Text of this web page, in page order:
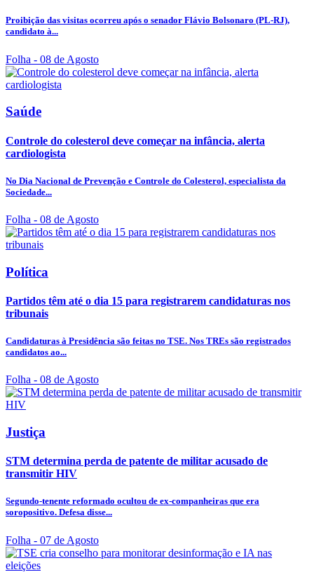
Proibição das visitas ocorreu após o senador Flávio Bolsonaro (PL-RJ),
candidato à...
Folha - 08 de Agosto
Saúde
Controle do colesterol deve começar na infância, alerta
cardiologista
No Dia Nacional de Prevenção e Controle do Colesterol, especialista da
Sociedade...
Folha - 08 de Agosto
Política
Partidos têm até o dia 15 para registrarem candidaturas nos
tribunais
Candidaturas à Presidência são feitas no TSE. Nos TREs são registrados
candidatos ao...
Folha - 08 de Agosto
Justiça
STM determina perda de patente de militar acusado de
transmitir HIV
Segundo-tenente reformado ocultou de ex-companheiras que era
soropositivo. Defesa disse...
Folha - 07 de Agosto